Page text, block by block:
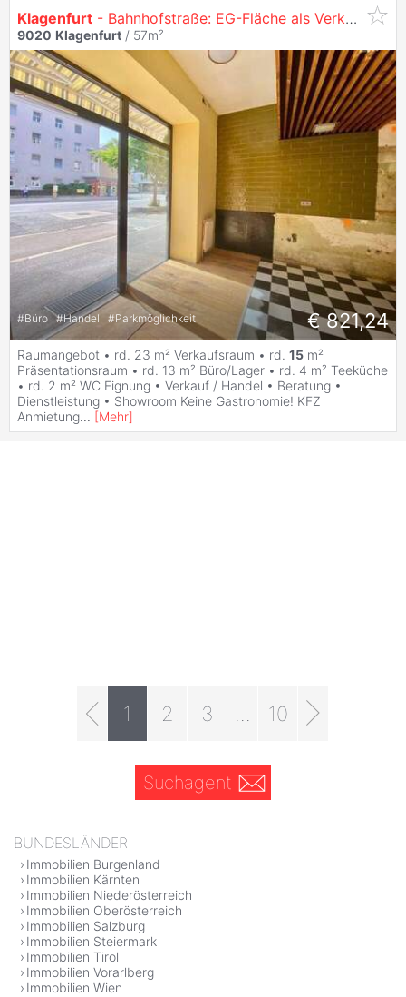
Klagenfurt - Bahnhofstraße: EG-Fläche als Verkausladen, Büro, Beauty Bar - Keine Gastronomie!
9020 Klagenfurt / 57m²
#Büro #Handel #Parkmöglichkeit € 821,24
Raumangebot • rd. 23 m² Verkaufsraum • rd. 15 m²
Präsentationsraum • rd. 13 m² Büro/Lager • rd. 4 m² Teeküche
• rd. 2 m² WC Eignung • Verkauf / Handel • Beratung •
Dienstleistung • Showroom Keine Gastronomie! KFZ
Anmietung... [Mehr]
1 2 3 10
Suchagent
BUNDESLÄNDER
Immobilien Burgenland
Immobilien Kärnten
Immobilien Niederösterreich
Immobilien Oberösterreich
Immobilien Salzburg
Immobilien Steiermark
Immobilien Tirol
Immobilien Vorarlberg
Immobilien Wien